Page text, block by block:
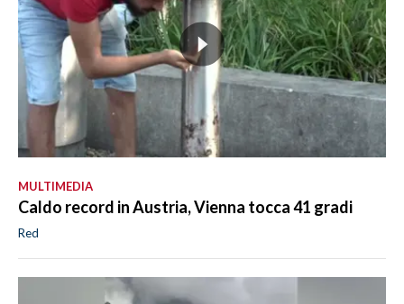
MULTIMEDIA
Caldo record in Austria, Vienna tocca 41 gradi
Red